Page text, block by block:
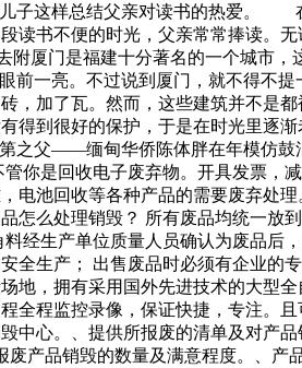
子这样总结父亲对读书的热爱。
读书不便的时光，父亲常常捧读。
门是福建十分著名的一个城市，
眼前一亮。不过说到厦门，就不
，加了瓦。然而，这些建筑并不
有得到很好的保护，于是在时光
第之父——缅甸华侨陈体胖在年模
你是回收电子废弃物。开具发票，
池回收等各种产品的需要废弃处
么处理销毁？ 所有废品均统一放
经生产单位质量人员确认为废品后
生产； 出售废品时必须有企业的
，拥有采用国外先进技术的大型
程监控录像，保证快捷，专注。
心。、提供所报废的清单及对产
产品销毁的数量及满意程度。、